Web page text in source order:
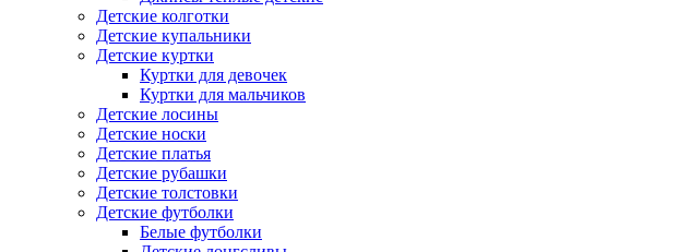
Детские колготки
Детские купальники
Детские куртки
Куртки для девочек
Куртки для мальчиков
Детские лосины
Детские носки
Детские платья
Детские рубашки
Детские толстовки
Детские футболки
Белые футболки